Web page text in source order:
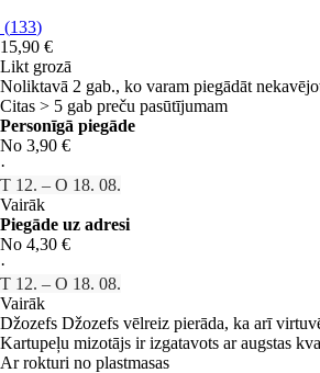
(133)
15,90 €
Likt grozā
Noliktavā 2 gab., ko varam piegādāt
Citas > 5 gab preču pasūtījumam
Personīgā piegāde
No 3,90 €
·
T 12. – O 18. 08.
Vairāk
Piegāde uz adresi
No 4,30 €
·
T 12. – O 18. 08.
Vairāk
Džozefs Džozefs vēlreiz pierāda, ka arī
Kartupeļu mizotājs ir izgatavots ar augstas
Ar rokturi no plastmasas